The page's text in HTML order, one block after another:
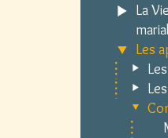
La
Les